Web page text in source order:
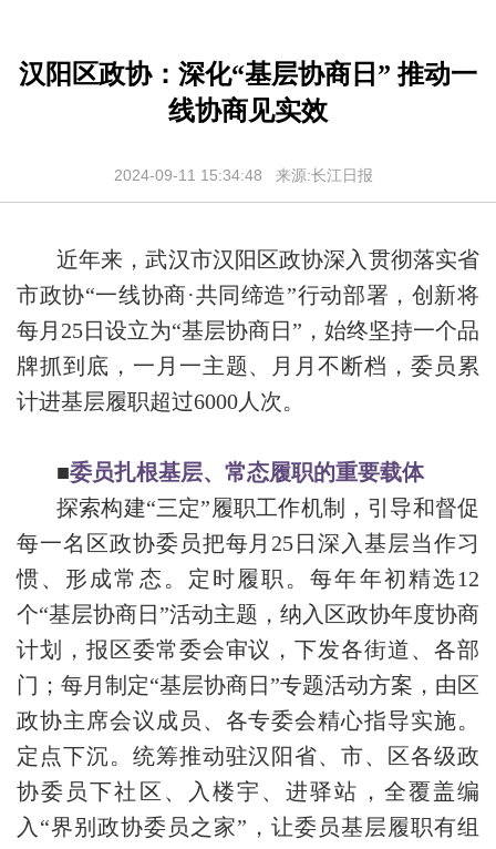
汉阳区政协：深化“基层协商日” 推动一
线协商见实效
2024-09-11 15:34:48 来源:长江日报
近年来，武汉市汉阳区政协深入贯彻落实省
市政协“一线协商·共同缔造”行动部署，创新将
每月25日设立为“基层协商日”，始终坚持一个品
牌抓到底，一月一主题、月月不断档，委员累
计进基层履职超过6000人次。
■委员扎根基层、常态履职的重要载体
探索构建“三定”履职工作机制，引导和督促
每一名区政协委员把每月25日深入基层当作习
惯、形成常态。定时履职。每年年初精选12
个“基层协商日”活动主题，纳入区政协年度协商
计划，报区委常委会审议，下发各街道、各部
门；每月制定“基层协商日”专题活动方案，由区
政协主席会议成员、各专委会精心指导实施。
定点下沉。统筹推动驻汉阳省、市、区各级政
协委员下社区、入楼宇、进驿站，全覆盖编
入“界别政协委员之家”，让委员基层履职有组